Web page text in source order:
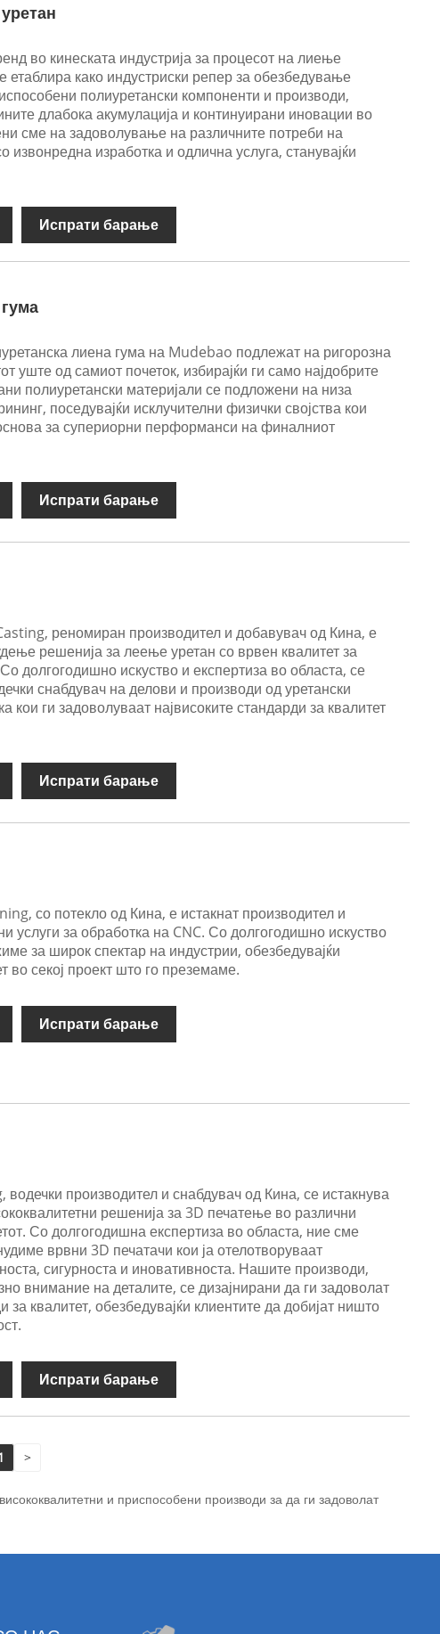
во кинеската индустрија за процесот на лиење
етаблира како индустриски репер за обезбедување
полиуретански компоненти и производи,
длабока акумулација и континуирани иновации во
сме на задоволување на различните потреби на
извонредна изработка и одлична услуга, станувајќи
Испрати барање
лиена гума на Mudebao подлежат на ригорозна
уште од самиот почеток, избирајќи ги само најдобрите
полиуретански материјали се подложени на низа
поседувајќи исклучителни физички својства кои
за супериорни перформанси на финалниот
Испрати барање
реномиран производител и добавувач од Кина, е
решенија за леење уретан со врвен квалитет за
долгогодишно искуство и експертиза во областа, се
снабдувач на делови и производи од уретански
кои ги задоволуваат највисоките стандарди за квалитет
Испрати барање
со потекло од Кина, е истакнат производител и
услуги за обработка на CNC. Со долгогодишно искуство
за широк спектар на индустрии, обезбедувајќи
во секој проект што го преземаме.
Испрати барање
производител и снабдувач од Кина, се истакнува
решенија за 3D печатење во различни
Со долгогодишна експертиза во областа, ние сме
врвни 3D печатачи кои ја отелотворуваат
сигурноста и иновативноста. Нашите производи,
внимание на деталите, се дизајнирани да ги задоволат
за квалитет, обезбедувајќи клиентите да добијат ништо
Испрати барање
>
и приспособени производи за да ги задоволат